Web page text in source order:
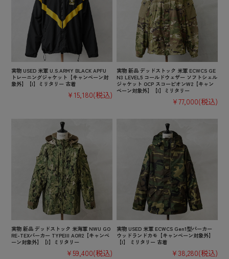
実物 USED 米軍 U.S.ARMY BLACK APFU
トレーニングジャケット【キャンペーン対
象外】【I】ミリタリー 古着
¥15,180(税込)
実物 新品 デッドストック 米軍 ECWCS GE
N3 LEVEL5 コールドウェザー ソフトシェル
ジャケット OCP スコーピオンW2【キャン
ペーン対象外】【I】ミリタリー
¥77,000(税込)
実物 新品 デッドストック 米海軍 NWU GO
RE-TEXパーカー TYPEIII AOR2【キャンペ
ーン対象外】【I】ミリタリー
¥59,400(税込)
実物 USED 米軍 ECWCS Gen1型パーカー
ウッドランドカモ【キャンペーン対象外】
【I】 ミリタリー 古着
¥38,280(税込)